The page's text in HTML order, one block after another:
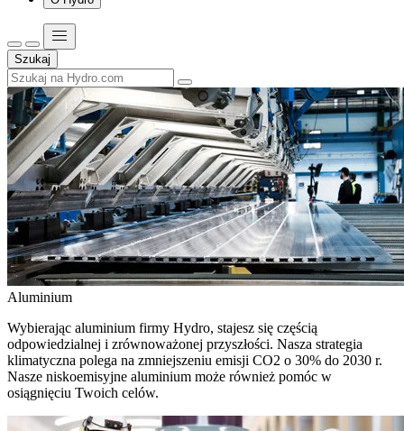
Szukaj
Aluminium
Wybierając aluminium firmy Hydro, stajesz się częścią
odpowiedzialnej i zrównoważonej przyszłości. Nasza strategia
klimatyczna polega na zmniejszeniu emisji CO2 o 30% do 2030 r.
Nasze niskoemisyjne aluminium może również pomóc w
osiągnięciu Twoich celów.